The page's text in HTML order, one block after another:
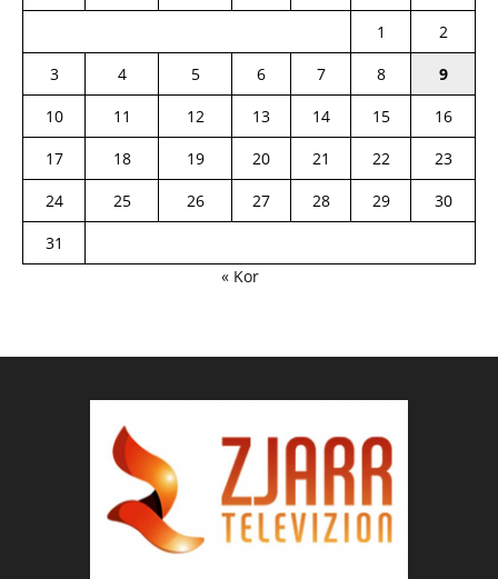
1
2
3
4 5 6 7 8
9
10
11 12 13 14 15
16
17
18 19 20 21 22
23
24
25 26 27 28 29
30
31
« Kor